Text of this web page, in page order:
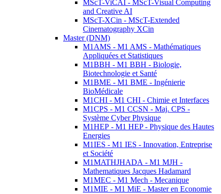
MScT-ViCAI - MScT-Visual Computing
and Creative AI
MScT-XCin - MScT-Extended
Cinematography XCin
Master (DNM)
M1AMS - M1 AMS - Mathématiques
Appliquées et Statistiques
M1BBH - M1 BBH - Biologie,
Biotechnologie et Santé
M1BME - M1 BME - Ingénierie
BioMédicale
M1CHI - M1 CHI - Chimie et Interfaces
M1CPS - M1 CCSN - Maj. CPS -
Système Cyber Physique
M1HEP - M1 HEP - Physique des Hautes
Energies
M1IES - M1 IES - Innovation, Entreprise
et Société
M1MATHJHADA - M1 MJH -
Mathematiques Jacques Hadamard
M1MEC - M1 Mech - Mecanique
M1MIE - M1 MiE - Master en Economie